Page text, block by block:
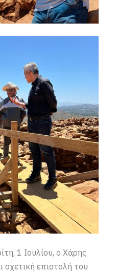
1 Ιουλίου, ο Χάρης
επιστολή του